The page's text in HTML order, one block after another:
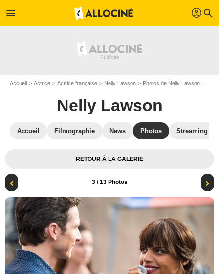
menu profil search
Accueil Actrice Actrice française Nelly Lawson Photos de Nelly Lawson
Nelly Lawson
Accueil Filmographie News Photos Streaming
RETOUR À LA GALERIE
3/ 13 Photos